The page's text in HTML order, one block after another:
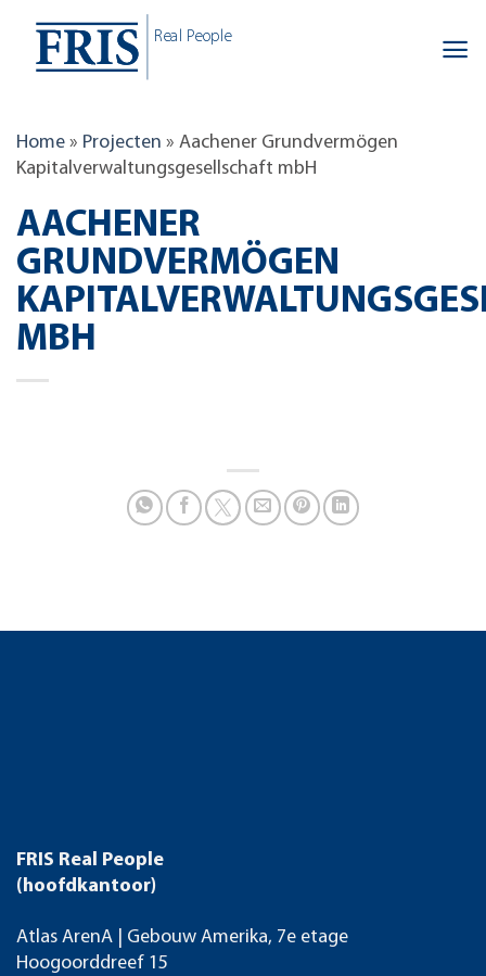
content
Real People
Home » Projecten » Aachener Grundvermögen
Kapitalverwaltungsgesellschaft mbH
AACHENER
GRUNDVERMÖGEN
MBH
FRIS Real People
(hoofdkantoor)
Atlas ArenA | Gebouw Amerika, 7e etage
Hoogoorddreef 15